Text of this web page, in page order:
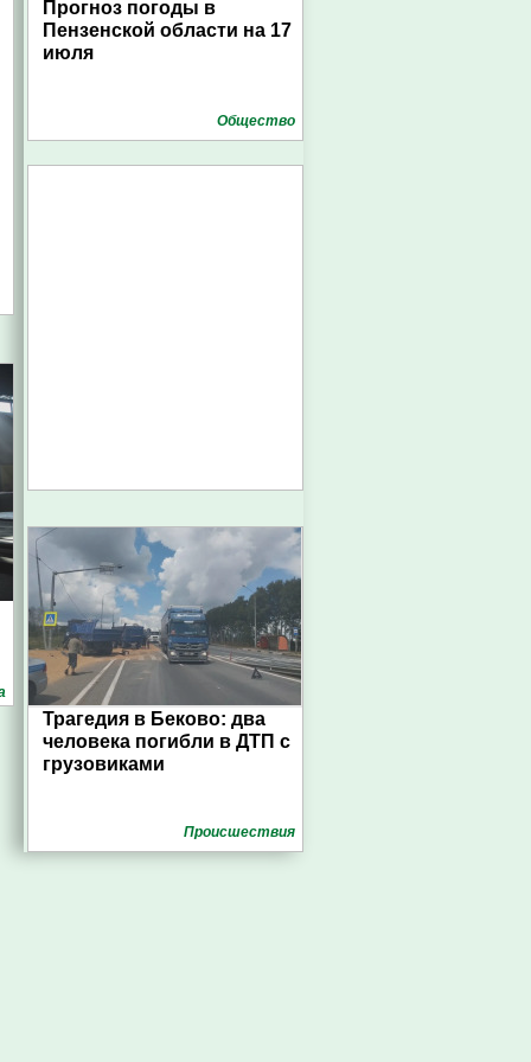
Прогноз погоды в
Пензенской области на 17
июля
Общество
Трагедия в Беково: два
человека погибли в ДТП с
грузовиками
Проиcшествия